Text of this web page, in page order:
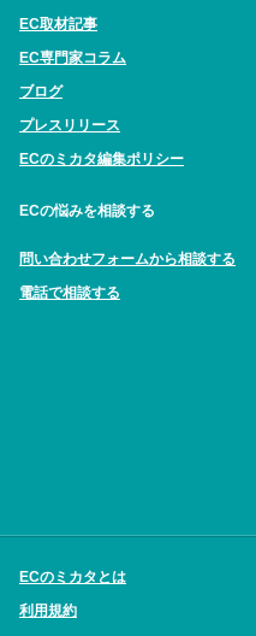
EC取材記事
EC専門家コラム
ブログ
プレスリリース
ECのミカタ編集ポリシー
ECの悩みを相談する
問い合わせフォームから相談する
電話で相談する
ECのミカタとは
利用規約